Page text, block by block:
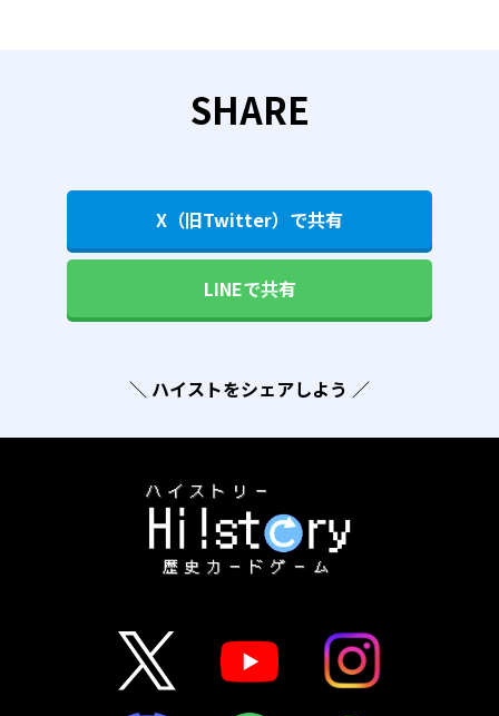
SHARE
X（旧Twitter）で共有
LINEで共有
＼ ハイストをシェアしよう ／